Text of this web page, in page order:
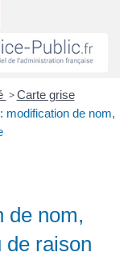
> Carte grise
modification de nom,
de nom,
de raison